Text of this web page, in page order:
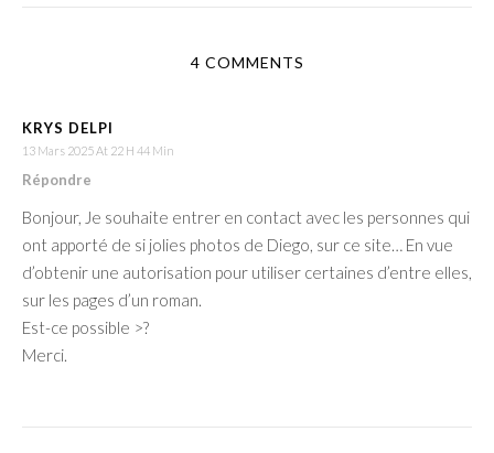
4 COMMENTS
KRYS DELPI
13 Mars 2025 At 22 H 44 Min
Répondre
Bonjour, Je souhaite entrer en contact avec les personnes qui
ont apporté de si jolies photos de Diego, sur ce site… En vue
d’obtenir une autorisation pour utiliser certaines d’entre elles,
sur les pages d’un roman.
Est-ce possible >?
Merci.